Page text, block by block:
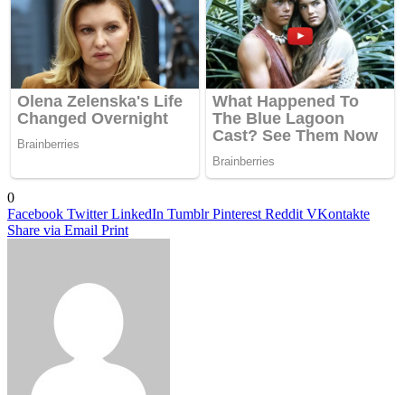
0
Facebook Twitter LinkedIn Tumblr Pinterest Reddit VKontakte
Share via Email Print